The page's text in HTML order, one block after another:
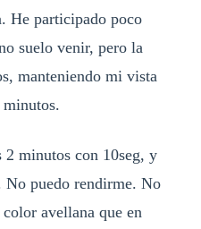
He participado poco
suelo venir, pero la
manteniendo mi vista
minutos.
minutos con 10seg, y
puedo rendirme. No
avellana que en